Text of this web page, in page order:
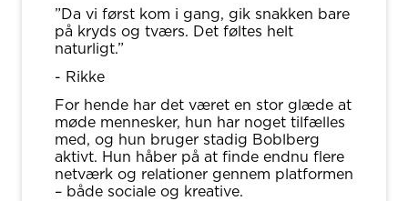
”Da vi først kom i gang, gik snakken bare
på kryds og tværs. Det føltes helt
naturligt.”
- Rikke
For hende har det været en stor glæde at
møde mennesker, hun har noget tilfælles
med, og hun bruger stadig Boblberg
aktivt. Hun håber på at finde endnu flere
netværk og relationer gennem platformen
– både sociale og kreative.